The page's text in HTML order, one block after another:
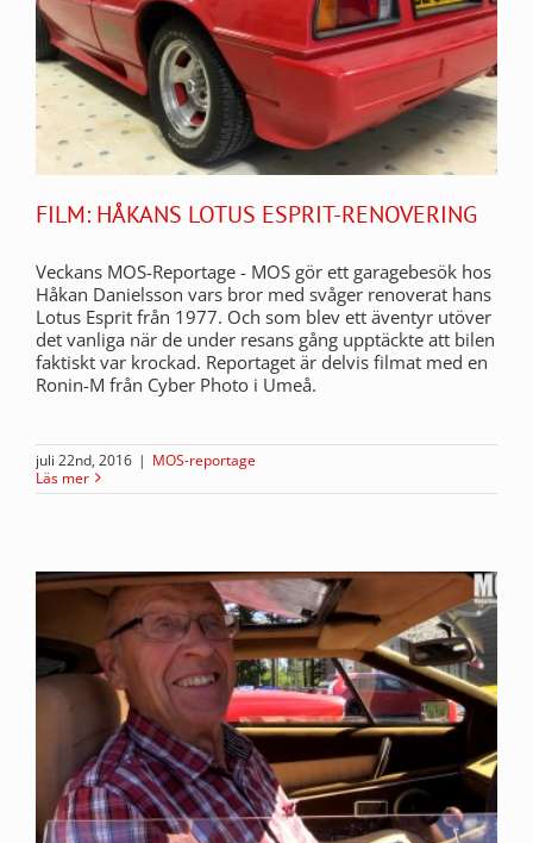
FILM: HÅKANS LOTUS ESPRIT-RENOVERING
Veckans MOS-Reportage - MOS gör ett garagebesök hos
Håkan Danielsson vars bror med svåger renoverat hans
Lotus Esprit från 1977. Och som blev ett äventyr utöver
det vanliga när de under resans gång upptäckte att bilen
faktiskt var krockad. Reportaget är delvis filmat med en
Ronin-M från Cyber Photo i Umeå.
juli 22nd, 2016 | MOS-reportage
Läs mer